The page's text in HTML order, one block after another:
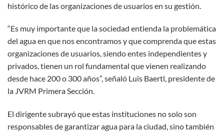
histórico de las organizaciones de usuarios en su gestión.
“Es muy importante que la sociedad entienda la problemática
del agua en que nos encontramos y que comprenda que estas
organizaciones de usuarios, siendo entes independientes y
privados, tienen un rol fundamental que vienen realizando
desde hace 200 o 300 años”, señaló Luis Baertl, presidente de
la JVRM Primera Sección.
El dirigente subrayó que estas instituciones no solo son
responsables de garantizar agua para la ciudad, sino también